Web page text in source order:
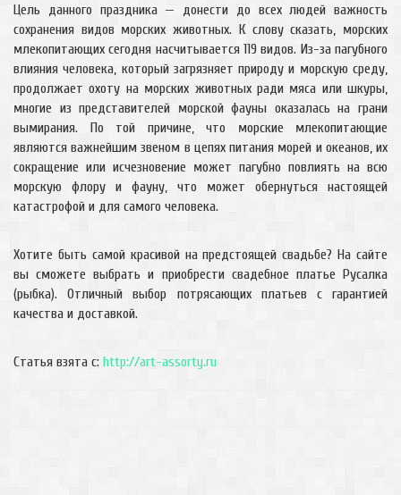
Цель данного праздника — донести до всех людей важность
сохранения видов морских животных. К слову сказать, морских
млекопитающих сегодня насчитывается 119 видов. Из-за пагубного
влияния человека, который загрязняет природу и морскую среду,
продолжает охоту на морских животных ради мяса или шкуры,
многие из представителей морской фауны оказалась на грани
вымирания. По той причине, что морские млекопитающие
являются важнейшим звеном в цепях питания морей и океанов, их
сокращение или исчезновение может пагубно повлиять на всю
морскую флору и фауну, что может обернуться настоящей
катастрофой и для самого человека.
Хотите быть самой красивой на предстоящей свадьбе? На сайте
вы сможете выбрать и приобрести свадебное платье Русалка
(рыбка). Отличный выбор потрясающих платьев с гарантией
качества и доставкой.
Статья взята с: http://art-assorty.ru